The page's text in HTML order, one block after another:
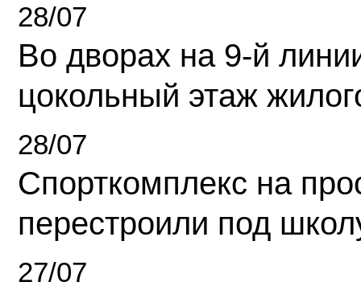
28/07
Во дворах на 9-й
цокольный этаж
28/07
Спорткомплекс на
перестроили под
27/07